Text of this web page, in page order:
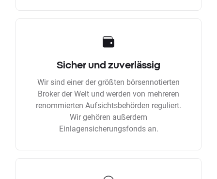
Sicher und zuverlässig
Wir sind einer der größten börsennotierten
Broker der Welt und werden von mehreren
renommierten Aufsichtsbehörden reguliert.
Wir gehören außerdem
Einlagensicherungsfonds an.